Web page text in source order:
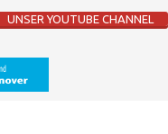
UNSER YOUTUBE CHANNEL